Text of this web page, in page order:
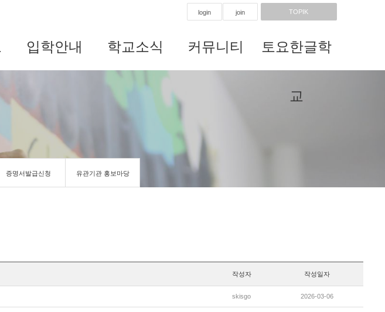
login join TOPIK
입학안내 학교소식 커뮤니티 토요한글학
교
증명서발급신청 유관기관 홍보마당
작성자 작성일자
skisgo 2026-03-06